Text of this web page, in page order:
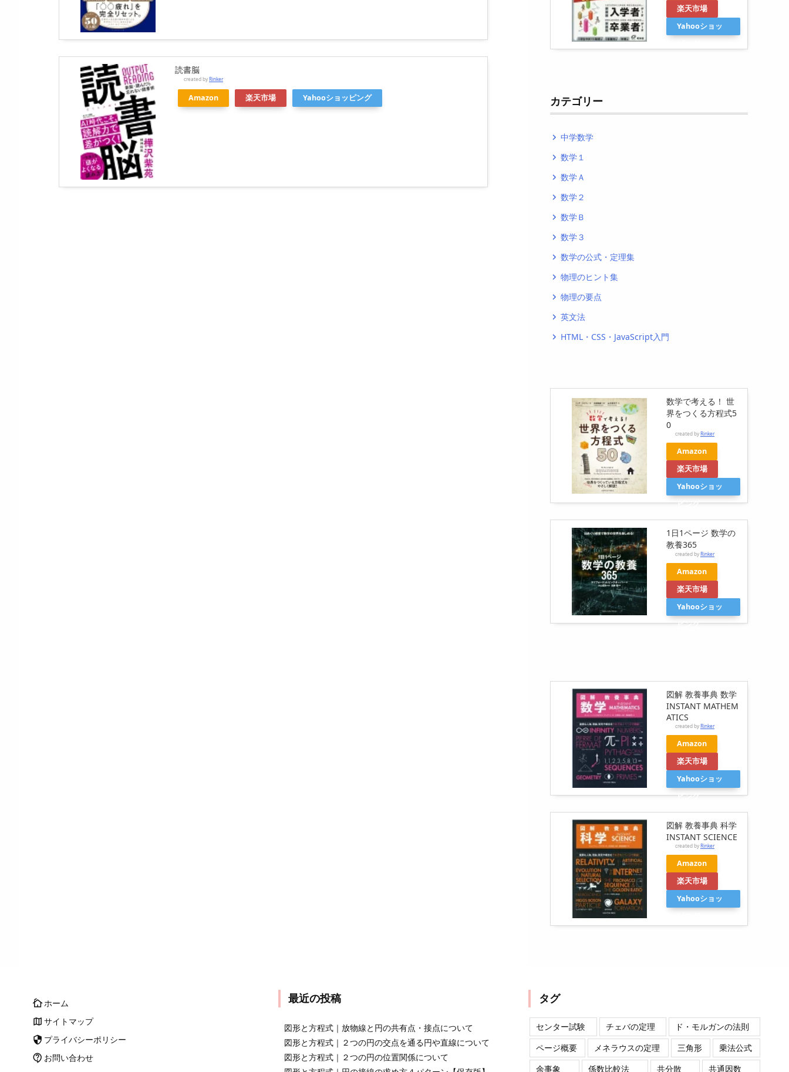
読書脳
created byRinker
Amazon 楽天市場 Yahooショッピング
楽天市場
Yahooショッ
カテゴリー
navigate_next 中学数学
navigate_next 数学１
navigate_next 数学Ａ
navigate_next 数学２
navigate_next 数学Ｂ
navigate_next 数学３
navigate_next 数学の公式・定理集
navigate_next 物理のヒント集
navigate_next 物理の要点
navigate_next 英文法
navigate_next HTML・CSS・JavaScript入門
数学で考える！ 世
界をつくる方程式5
0
created by Rinker
Amazon
楽天市場
Yahooショッ
ピング
1日1ページ 数学の
教養365
created by Rinker
Amazon
楽天市場
Yahooショッ
ピング
図解 教養事典 数学
INSTANT MATHEM
ATICS
created by Rinker
Amazon
楽天市場
Yahooショッ
ピング
図解 教養事典 科学
INSTANT SCIENCE
created by Rinker
Amazon
楽天市場
Yahooショッ
cottageホーム
map サイトマップ
security プライバシーポリシー
contact_support お問い合わせ
最近の投稿
図形と方程式｜放物線と円の共有点・接点について
図形と方程式｜２つの円の交点を通る円や直線について
図形と方程式｜２つの円の位置関係について
タグ
センター試験 チェバの定理
ド・モルガンの法則
ページ概要
メネラウスの定理 三角形
乗法公式
余事象
係数比較法 共分散 共通因数